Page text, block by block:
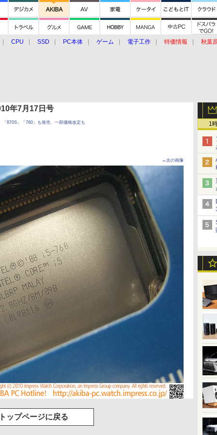
CPU SSD PC本体 ゲーム 電子工作 特価情報
秋葉
1
年7月17日号
870S」「760」も発売、一部価格改定も
→次の画像
ップページに戻る